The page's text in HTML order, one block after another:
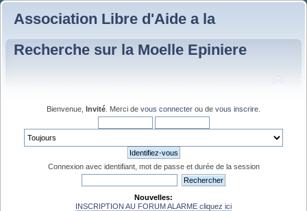
Association Libre d'Aide a la
Recherche sur la Moelle Epiniere
Bienvenue, Invité . Merci de vous connecter ou de vous inscrire
Connexion avec identifiant, mot de passe et durée de la session
Nouvelles:
INSCRIPTION AU FORUM ALARME cliquez ici